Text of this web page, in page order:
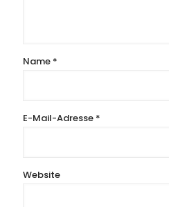
Name *
E-Mail-Adresse *
Website